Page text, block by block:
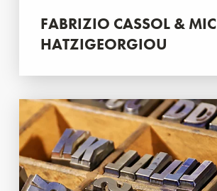
FABRIZIO CASSOL &
HATZIGEORGIOU